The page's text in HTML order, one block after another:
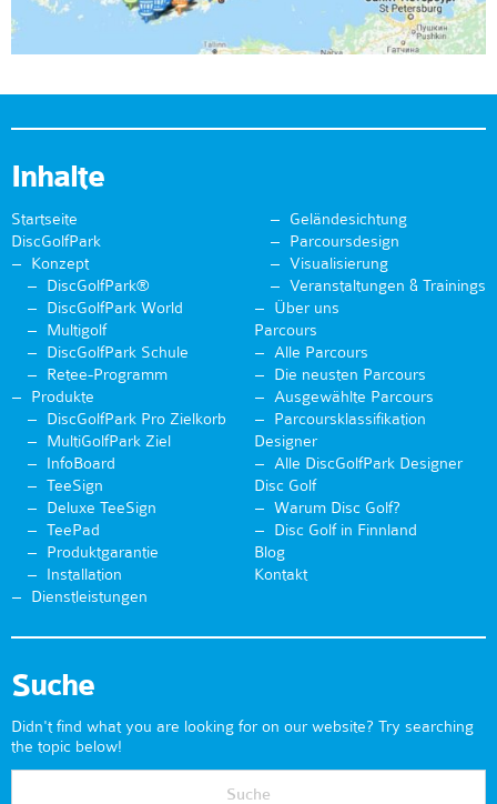
Inhalte
Startseite
DiscGolfPark
Konzept
DiscGolfPark®
DiscGolfPark World
Multigolf
DiscGolfPark Schule
Retee-Programm
Produkte
DiscGolfPark Pro Zielkorb
MultiGolfPark Ziel
InfoBoard
TeeSign
Deluxe TeeSign
TeePad
Produktgarantie
Installation
Dienstleistungen
Geländesichtung
Parcoursdesign
Visualisierung
Veranstaltungen & Trainings
Über uns
Parcours
Alle Parcours
Die neusten Parcours
Ausgewählte Parcours
Parcoursklassifikation
Designer
Alle DiscGolfPark Designer
Disc Golf
Warum Disc Golf?
Disc Golf in Finnland
Blog
Kontakt
Suche
Didn't find what you are looking for on our website? Try searching
the topic below!